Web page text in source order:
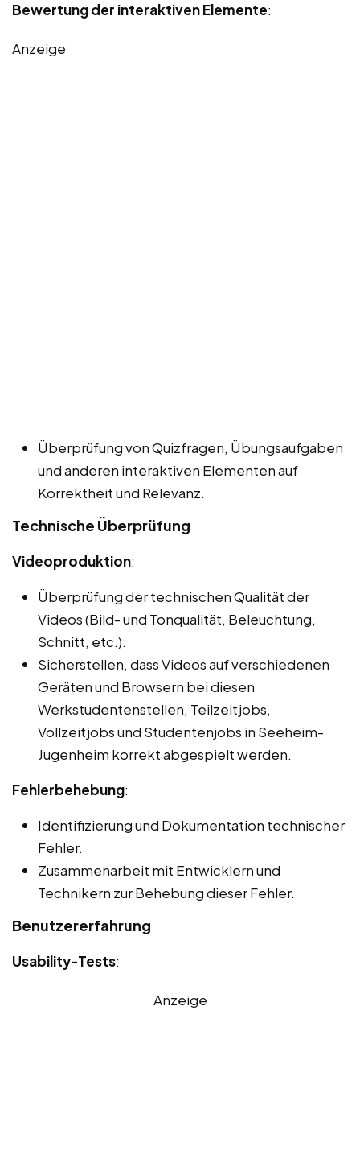
Bewertung der interaktiven Elemente:
Anzeige
Überprüfung von Quizfragen, Übungsaufgaben
und anderen interaktiven Elementen auf
Korrektheit und Relevanz.
Technische Überprüfung
Videoproduktion:
Überprüfung der technischen Qualität der
Videos (Bild- und Tonqualität, Beleuchtung,
Schnitt, etc.).
Sicherstellen, dass Videos auf verschiedenen
Geräten und Browsern bei diesen
Werkstudentenstellen, Teilzeitjobs,
Vollzeitjobs und Studentenjobs in Seeheim-
Jugenheim korrekt abgespielt werden.
Fehlerbehebung:
Identifizierung und Dokumentation technischer
Fehler.
Zusammenarbeit mit Entwicklern und
Technikern zur Behebung dieser Fehler.
Benutzererfahrung
Usability-Tests:
Anzeige